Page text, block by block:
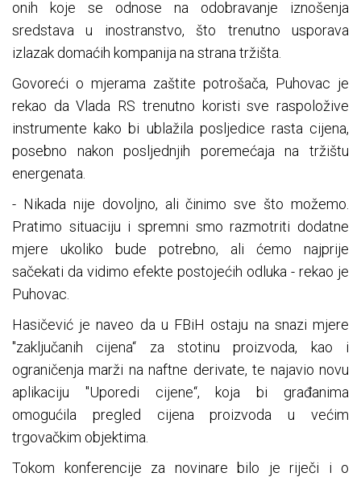
onih koje se odnose na odobravanje iznošenja
sredstava u inostranstvo, što trenutno usporava
izlazak domaćih kompanija na strana tržišta.
Govoreći o mjerama zaštite potrošača, Puhovac je
rekao da Vlada RS trenutno koristi sve raspoložive
instrumente kako bi ublažila posljedice rasta cijena,
posebno nakon posljednjih poremećaja na tržištu
energenata.
- Nikada nije dovoljno, ali činimo sve što možemo.
Pratimo situaciju i spremni smo razmotriti dodatne
mjere ukoliko bude potrebno, ali ćemo najprije
sačekati da vidimo efekte postojećih odluka - rekao je
Puhovac.
Hasičević je naveo da u FBiH ostaju na snazi mjere
"zaključanih cijena“ za stotinu proizvoda, kao i
ograničenja marži na naftne derivate, te najavio novu
aplikaciju "Uporedi cijene“, koja bi građanima
omogućila pregled cijena proizvoda u većim
trgovačkim objektima.
Tokom konferencije za novinare bilo je riječi i o